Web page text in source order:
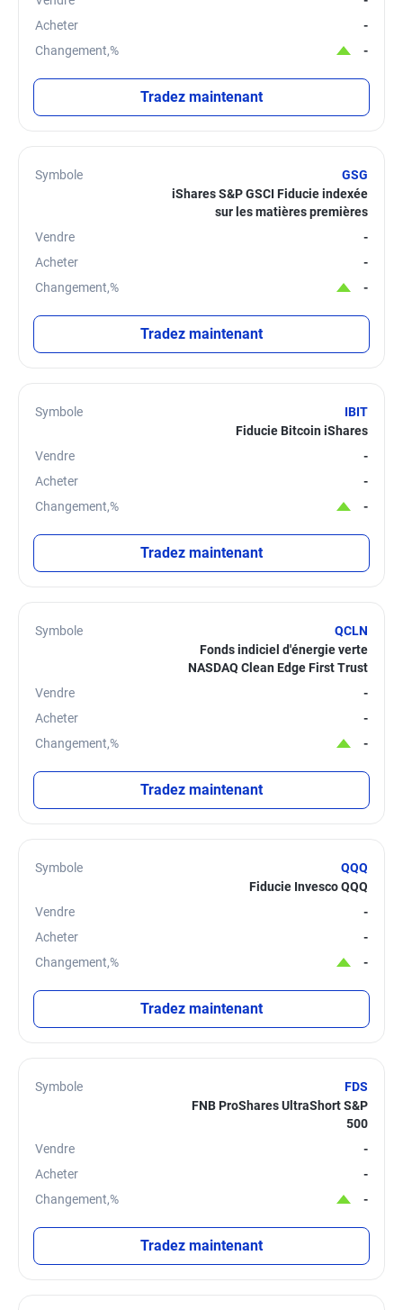
Acheter
-
Changement,%
-
Tradez maintenant
Symbole
GSG
iShares S&P GSCI Fiducie indexée
sur les matières premières
Vendre
-
Acheter
-
Changement,%
-
Tradez maintenant
Symbole
IBIT
Fiducie Bitcoin iShares
Vendre
-
Acheter
-
Changement,%
-
Tradez maintenant
Symbole
QCLN
Fonds indiciel d'énergie verte
NASDAQ Clean Edge First Trust
Vendre
-
Acheter
-
Changement,%
-
Tradez maintenant
Symbole
QQQ
Fiducie Invesco QQQ
Vendre
-
Acheter
-
Changement,%
-
Tradez maintenant
Symbole
FDS
FNB ProShares UltraShort S&P
500
Vendre
-
Acheter
-
Changement,%
-
Tradez maintenant